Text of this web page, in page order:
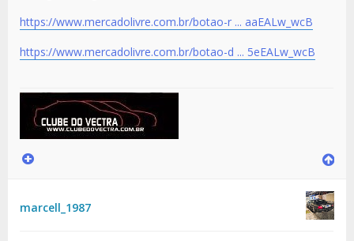
https://www.mercadolivre.com.br/botao-r ... aaEALw_wcB
https://www.mercadolivre.com.br/botao-d ... 5eEALw_wcB
marcell_1987